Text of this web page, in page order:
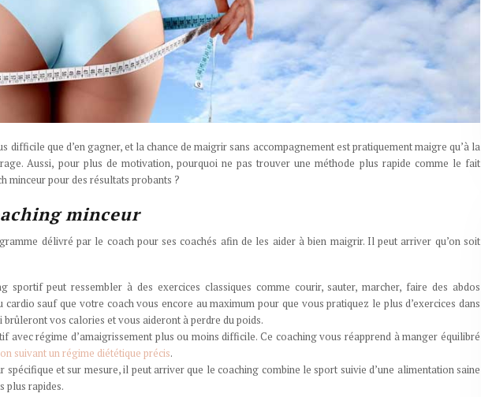
difficile que d’en gagner, et la chance de maigrir sans accompagnement est pratiquement maigre qu’à la
Aussi, pour plus de motivation, pourquoi ne pas trouver une méthode plus rapide comme le fait
minceur pour des résultats probants ?
minceur
délivré par le coach pour ses coachés afin de les aider à bien maigrir. Il peut arriver qu’on soit
sportif peut ressembler à des exercices classiques comme courir, sauter, marcher, faire des abdos
cardio sauf que votre coach vous encore au maximum pour que vous pratiquez le plus d’exercices dans
vos calories et vous aideront à perdre du poids.
avec régime d’amaigrissement plus ou moins difficile. Ce coaching vous réapprend à manger équilibré
suivant un régime diététique précis.
spécifique et sur mesure, il peut arriver que le coaching combine le sport suivie d’une alimentation saine
plus rapides.